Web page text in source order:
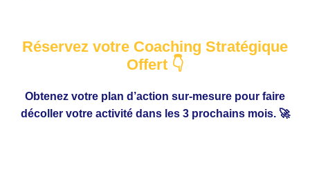
Réservez votre Coaching Stratégique
Offert 👇
Obtenez votre plan d’action sur-mesure pour faire
décoller votre activité dans les 3 prochains mois. 🚀